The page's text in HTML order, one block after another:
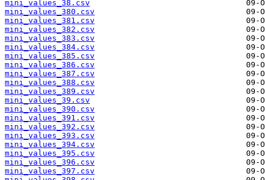
mini_values_38.csv
mini_values_380.csv
mini_values_381.csv
mini_values_382.csv
mini_values_383.csv
mini_values_384.csv
mini_values_385.csv
mini_values_386.csv
mini_values_387.csv
mini_values_388.csv
mini_values_389.csv
mini_values_39.csv
mini_values_390.csv
mini_values_391.csv
mini_values_392.csv
mini_values_393.csv
mini_values_394.csv
mini_values_395.csv
mini_values_396.csv
mini_values_397.csv